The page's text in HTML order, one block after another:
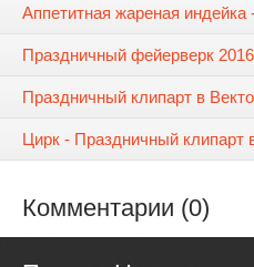
Аппетитная жареная
Праздничный фейерверк
Праздничный клипарт в
Цирк - Праздничный клипарт
Комментарии (0)